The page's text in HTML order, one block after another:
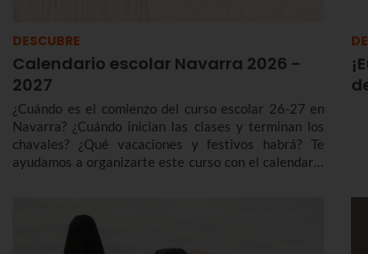
DESCUBRE
Calendario escolar Navarra 2026 -
2027
¿Cuándo es el comienzo del curso escolar 26-27 en
Navarra? ¿Cuándo inician las clases y terminan los
chavales? ¿Qué vacaciones y festivos habrá? Te
ayudamos a organizarte este curso con el calendario